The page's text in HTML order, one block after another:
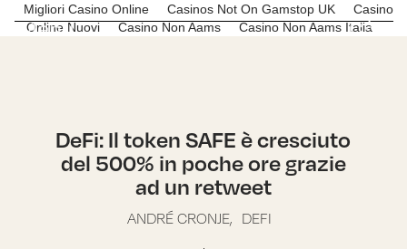
Migliori Casino Online Casinos Not On Gamstop UK
Casino
Online Nuovi
Casino Non Aams Casino Non Aams Italia
Menu C*R
DeFi: Il token SAFE è cresciuto
del 500% in poche ore grazie
ad un retweet
ANDRÉ CRONJE, DEFI